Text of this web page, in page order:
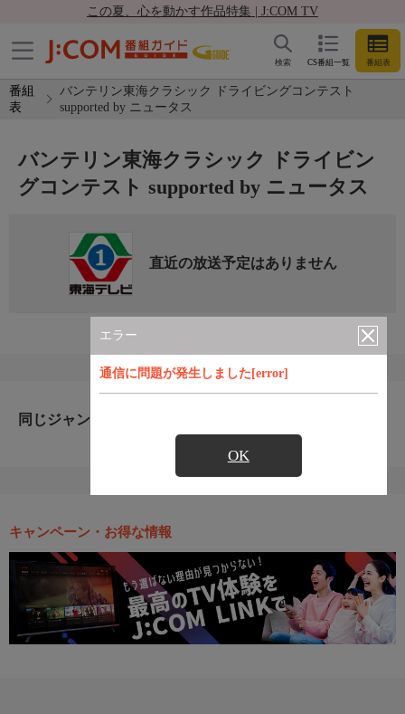
この夏、心を動かす作品特集 | J:COM TV
CS番組一覧 番組表
検索
番組
表
バンテリン東海クラシック ドライビングコンテスト
supported by ニュータス
エラー
通信に問題が発生しました[error]
OK
バンテリン東海クラシック ドライビン
グコンテスト supported by ニュータス
直近の放送予定はありません
同じジャンルのおすすめ番組
キャンペーン・お得な情報